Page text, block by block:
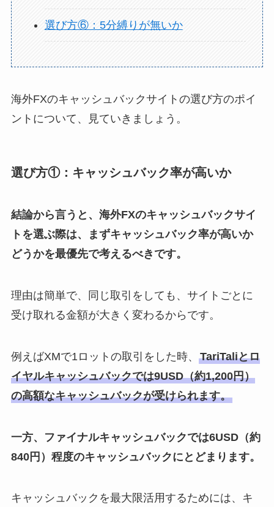
選び方⑥：5分縛りが無いか
海外FXのキャッシュバックサイトの選び方のポイ
ントについて、見ていきましょう。
選び方①：キャッシュバック率が高いか
結論から言うと、海外FXのキャッシュバックサイ
トを選ぶ際は、まずキャッシュバック率が高いか
どうかを最優先で考えるべきです。
理由は簡単で、同じ取引をしても、サイトごとに
受け取れる金額が大きく変わるからです。
例えばXMで1ロットの取引をした時、 TariTaliとロ
イヤルキャッシュバックでは9USD（約1,200円）
の高額なキャッシュバックが受けられます。
一方、ファイナルキャッシュバックでは6USD（約
840円）程度のキャッシュバックにとどまります。
キャッシュバックを最大限活用するためには、キ